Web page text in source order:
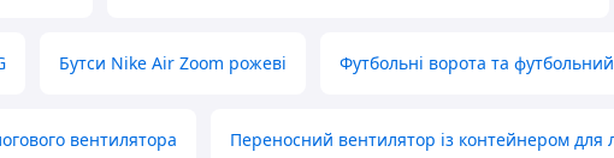
Бутси Nike Air Zoom рожеві Футбольні ворота та
вентилятора Переносний вентилятор із контейнером для